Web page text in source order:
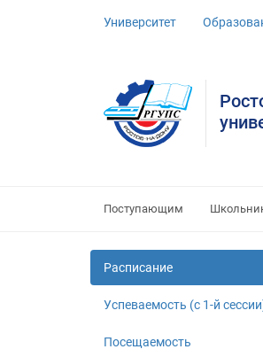
Университет
Поступающим
Расписание
Успеваемость (c 1-й
Посещаемость